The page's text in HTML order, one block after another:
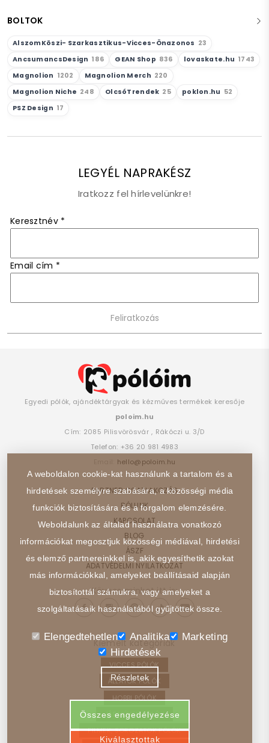
BOLTOK
AlszomKöszi- Szarkasztikus-Vicces-Önazonos 23
AncsumancsDesign 186 GEAN Shop 836 lovaskate.hu 1743
Magnolion 1202 Magnolion Merch 220
Magnolion Niche 248 OlcsóTrendek 25 poklon.hu 52
PSZ Design 17
LEGYÉL NAPRAKÉSZ
Iratkozz fel hírlevelünkre!
Keresztnév *
Email cím *
Egyedi pólók, ajándéktárgyak és kézműves termékek keresője
poloim.hu
Cím: 2085 Pilisvörösvár , Rákóczi u. 3/D
Telefon: +36 20 981 4983
hello@poloim.hu
PARTNER CSATLAKOZÁS
RÓLUNK
KAPCSOLAT
BLOG
ÁSZF
ADATVÉDELMI NYILATKOZAT
Kövess minket itt is:
Kiemelt kategóriák
VICCES PÓLÓK
ÁLLATOK PÓLÓK
HOBBI PÓLÓK
JÁRMŰVEK PÓLÓK
FILMEK, SOROZATOK PÓLÓK
A weboldalon cookie-kat használunk a tartalom és a
hirdetések személyre szabására, a közösségi média
funkciók biztosítására és a forgalom elemzésére.
Weboldalunk az általad használatra vonatkozó
információkat megosztjuk közösségi médiával, hirdetési
és elemző partnereinkkel is, akik egyesíthetik azokat
más információkkal, amelyeket beállításaid alapján
biztosítottál számukra, vagy amelyeket a
szolgáltatásaik használatából gyűjtöttek össze.
Elengedtehetlen Analitika
Marketing
Hirdetések
Részletek
Összes engedélyezése
Kiválasztottak